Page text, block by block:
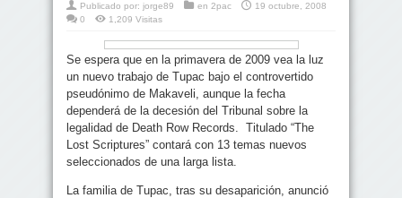
Publicado por: jorge89 en 2pac
19 octubre, 2008
0
1,209 Visitas
Se espera que en la primavera de 2009 vea la luz
un nuevo trabajo de Tupac bajo el controvertido
pseudónimo de Makaveli, aunque la fecha
dependerá de la decesión del Tribunal sobre la
legalidad de Death Row Records. Titulado “The
Lost Scriptures” contará con 13 temas nuevos
seleccionados de una larga lista.
La familia de Tupac, tras su desaparición, anunció